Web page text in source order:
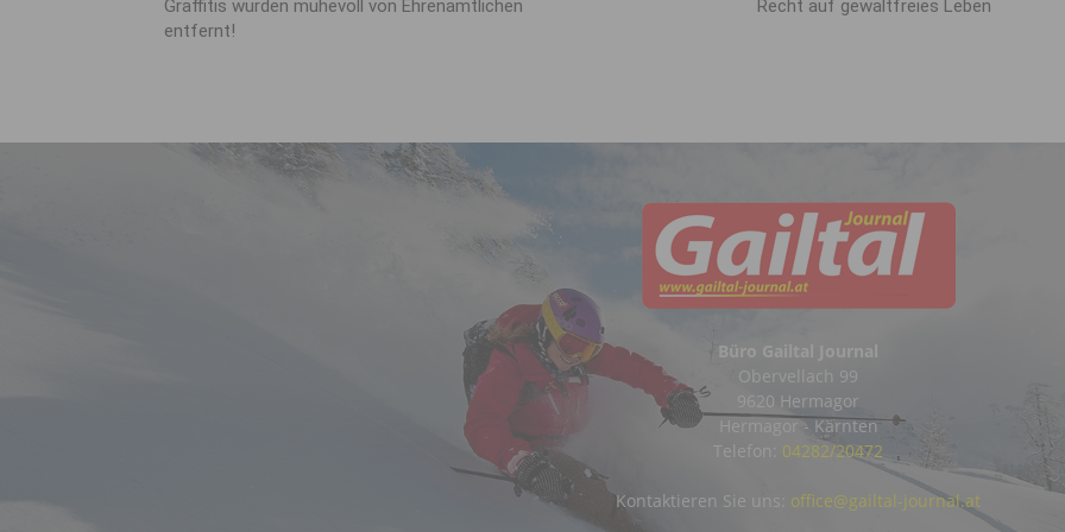
Graffitis wurden mühevoll von Ehrenamtlichen
entfernt!
Recht auf gewaltfreies Leben
Büro Gailtal Journal
Obervellach 99
9620 Hermagor
Hermagor - Kärnten
Telefon: 04282/20472
Kontaktieren Sie uns: office@gailtal-journal.at